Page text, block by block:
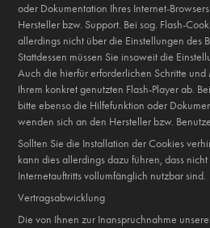
oder Dokumentation Ihres Internet-
Hersteller bzw. Support. Bei sog. Flash-
allerdings nicht über die Einstellungen des
Stattdessen müssen Sie insoweit die
Auch die hierfür erforderlichen Schritte
Ihrem konkret genutzten Flash-Player ab.
bitte ebenso die Hilfefunktion oder
wenden sich an den Hersteller bzw.
Sollten Sie die Installation der Cookies
kann dies allerdings dazu führen, dass
Internetauftritts vollumfänglich nutzbar sind.
Vertragsabwicklung
Die von Ihnen zur Inanspruchnahme